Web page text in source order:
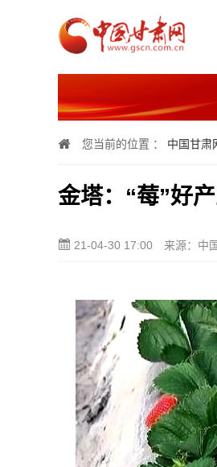
您当前的位置 ： 中国甘肃
金塔：“莓”好
21-04-30 17:00 来源：中